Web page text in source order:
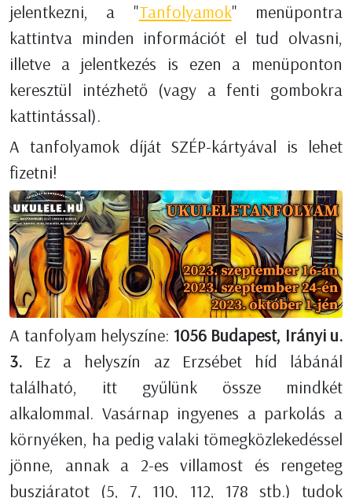
jelentkezni, a "Tanfolyamok" menüpontra
kattintva minden információt el tud olvasni,
illetve a jelentkezés is ezen a menüponton
keresztül intézhető (vagy a fenti gombokra
kattintással).
A tanfolyamok díját SZÉP-kártyával is lehet
fizetni!
A tanfolyam helyszíne: 1056 Budapest, Irányi u.
3. Ez a helyszín az Erzsébet híd lábánál
található, itt gyűlünk össze mindkét
alkalommal. Vasárnap ingyenes a parkolás a
környéken, ha pedig valaki tömegközlekedéssel
jönne, annak a 2-es villamost és rengeteg
buszjáratot (5, 7, 110, 112, 178 stb.) tudok